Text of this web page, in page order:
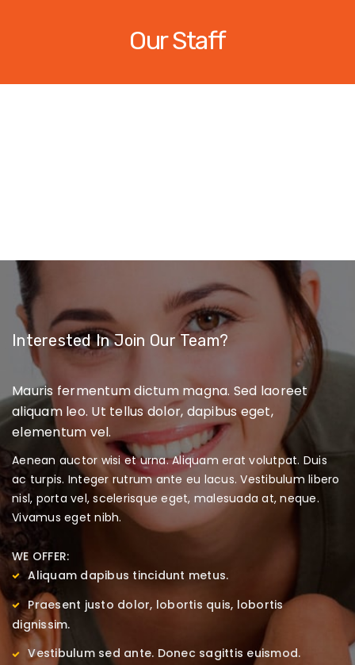
Our Staff
Interested In Join Our Team?
Mauris fermentum dictum magna. Sed laoreet
aliquam leo. Ut tellus dolor, dapibus eget,
elementum vel.
Aenean auctor wisi et urna. Aliquam erat volutpat. Duis
ac turpis. Integer rutrum ante eu lacus. Vestibulum libero
nisl, porta vel, scelerisque eget, malesuada at, neque.
Vivamus eget nibh.
WE OFFER:
Aliquam dapibus tincidunt metus.
Praesent justo dolor, lobortis quis, lobortis
dignissim.
Vestibulum sed ante. Donec sagittis euismod.